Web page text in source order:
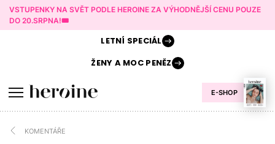
VSTUPENKY NA SVĚT PODLE HEROINE ZA VÝHODNĚJŠÍ CENU POUZE
DO 20.SRPNA!🎟️
E-SHOP
LETNÍ SPECIÁL
ŽENY AMOC PENĚZ
KOMENTÁŘE